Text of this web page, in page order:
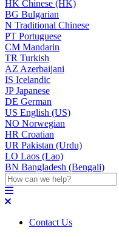
HK Chinese (HK)
BG Bulgarian
N Traditional Chinese
PT Portuguese
CM Mandarin
TR Turkish
AZ Azerbaijani
IS Icelandic
JPJapanese
DE German
US English (US)
NO Norwegian
HR Croatian
UR Pakistan (Urdu)
LO Laos (Lao)
BN Bangladesh (Bengali)
Contact Us